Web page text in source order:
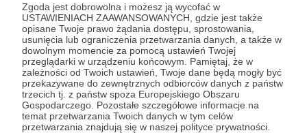
Zgoda jest dobrowolna i możesz ją wycofać w
USTAWIENIACH ZAAWANSOWANYCH, gdzie jest także
opisane Twoje prawo żądania dostępu, sprostowania,
usunięcia lub ograniczenia przetwarzania danych, a także w
dowolnym momencie za pomocą ustawień Twojej
przeglądarki w urządzeniu końcowym. Pamiętaj, że w
zależności od Twoich ustawień, Twoje dane będą mogły być
przekazywane do zewnętrznych odbiorców danych z państw
trzecich tj. z państw spoza Europejskiego Obszaru
Gospodarczego. Pozostałe szczegółowe informacje na
temat przetwarzania Twoich danych w tym celów
przetwarzania znajdują się w naszej polityce prywatności.
dedykacji jednej z piosenek podczas Festiwalu.
Patroni: 0
100 zł miesięcznie